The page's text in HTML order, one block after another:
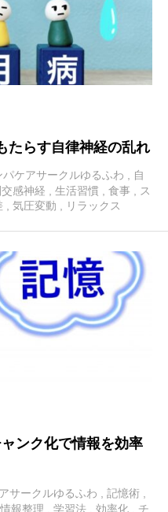
たらす自律神経の乱れ
パケアサークルゆるふわ
自
感神経 生活習慣 食事
ス
気圧変動 リラックス
ンク化で情報を効率
サークルゆるふわ 記憶術
情報整理 学習法 効率化
チ